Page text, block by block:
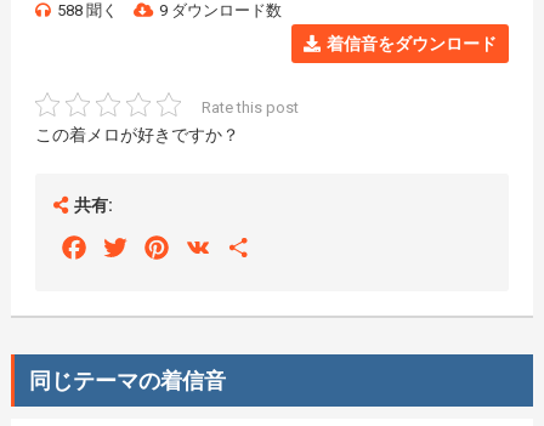
588 聞く 9 ダウンロード数
着信音をダウンロード
Rate this post
この着メロが好きですか？
共有:
FacebookTwitterPinterest
VK
同じテーマの着信音